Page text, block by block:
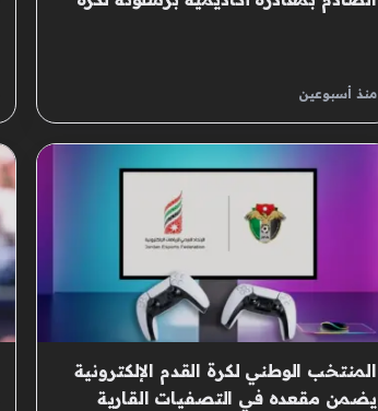
منذ أسبوعين
المنتخب الوطني لكرة القدم الإلكترونية
يضمن مقعده في التصفيات القارية